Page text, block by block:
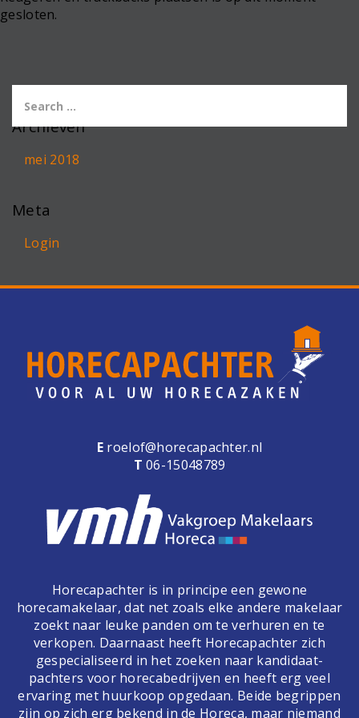
gesloten.
Archieven
mei 2018
Meta
Login
E roelof@horecapachter.nl
T 06-15048789
Horecapachter is in principe een gewone
horecamakelaar, dat net zoals elke andere makelaar
zoekt naar leuke panden om te verhuren en te
verkopen. Daarnaast heeft Horecapachter zich
gespecialiseerd in het zoeken naar kandidaat-
pachters voor horecabedrijven en heeft erg veel
ervaring met huurkoop opgedaan. Beide begrippen
zijn op zich erg bekend in de Horeca, maar niemand